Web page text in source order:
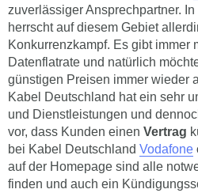
zuverlässiger Ansprechpartner.
herrscht auf diesem Gebiet
Konkurrenzkampf. Es gibt immer
Datenflatrate und natürlich
günstigen Preisen immer wieder
Kabel Deutschland hat ein sehr
und Dienstleistungen und
vor, dass Kunden einen Vertrag
bei Kabel Deutschland Vodafone
auf der Homepage sind alle
finden und auch ein